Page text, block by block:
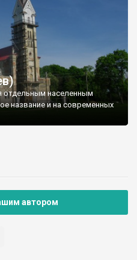
отдельным населенным
название и на современных
автором